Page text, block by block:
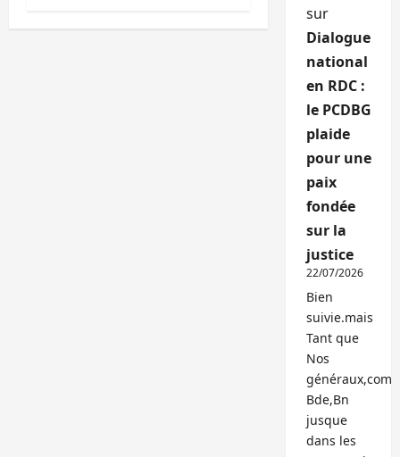
sur
Dialogue
national
en RDC :
le PCDBG
plaide
pour une
paix
fondée
sur la
justice
22/07/2026
Bien
suivie.mais
Tant que
Nos
généraux,com
Bde,Bn
jusque
dans les